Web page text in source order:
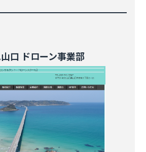
口 ドローン事業部